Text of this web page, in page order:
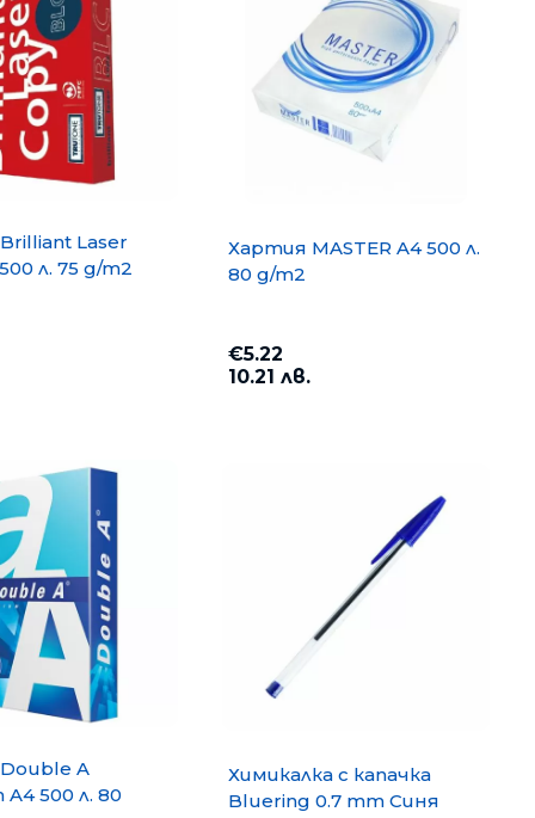
Laser
л. 75 g/m2
Хартия MASTER A4 500 л.
80 g/m2
€5.22
10.21 лв.
A
500 л. 80
Химикалка с капачка
Bluering 0.7 mm Синя